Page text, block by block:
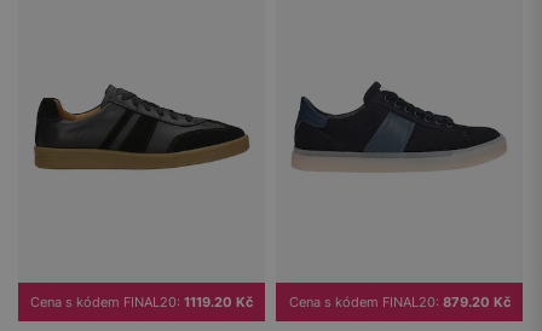
Cena s kódem FINAL20: 1119.20 Kč Cena s kódem FINAL20: 879.20 Kč